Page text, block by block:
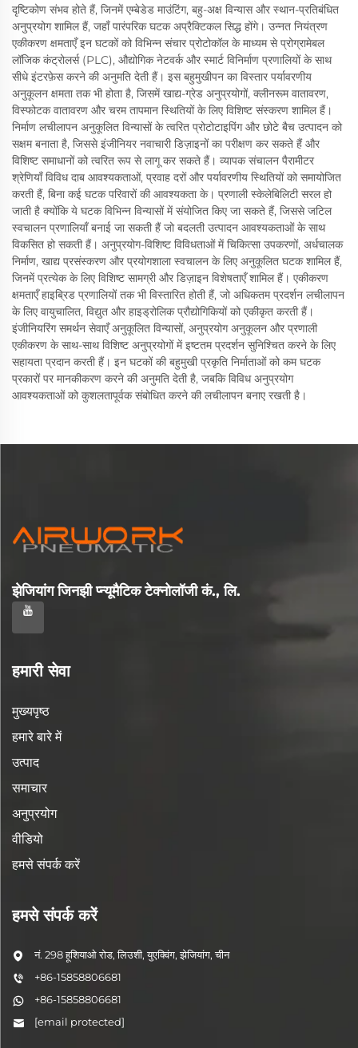
दृष्टिकोण संभव होते हैं, जिनमें एम्बेडेड माउंटिंग, बहु-अक्ष विन्यास और स्थान-प्रतिबंधित
अनुप्रयोग शामिल हैं, जहाँ पारंपरिक घटक अप्रैक्टिकल सिद्ध होंगे। उन्नत नियंत्रण
एकीकरण क्षमताएँ इन घटकों को विभिन्न संचार प्रोटोकॉल के माध्यम से प्रोग्रामेबल
लॉजिक कंट्रोलर्स (PLC), औद्योगिक नेटवर्क और स्मार्ट विनिर्माण प्रणालियों के साथ
सीधे इंटरफ़ेस करने की अनुमति देती हैं। इस बहुमुखीपन का विस्तार पर्यावरणीय
अनुकूलन क्षमता तक भी होता है, जिसमें खाद्य-ग्रेड अनुप्रयोगों, क्लीनरूम वातावरण,
विस्फोटक वातावरण और चरम तापमान स्थितियों के लिए विशिष्ट संस्करण शामिल हैं।
निर्माण लचीलापन अनुकूलित विन्यासों के त्वरित प्रोटोटाइपिंग और छोटे बैच उत्पादन को
सक्षम बनाता है, जिससे इंजीनियर नवाचारी डिज़ाइनों का परीक्षण कर सकते हैं और
विशिष्ट समाधानों को त्वरित रूप से लागू कर सकते हैं। व्यापक संचालन पैरामीटर
श्रेणियाँ विविध दाब आवश्यकताओं, प्रवाह दरों और पर्यावरणीय स्थितियों को समायोजित
करती हैं, बिना कई घटक परिवारों की आवश्यकता के। प्रणाली स्केलेबिलिटी सरल हो
जाती है क्योंकि ये घटक विभिन्न विन्यासों में संयोजित किए जा सकते हैं, जिससे जटिल
स्वचालन प्रणालियाँ बनाई जा सकती हैं जो बदलती उत्पादन आवश्यकताओं के साथ
विकसित हो सकती हैं। अनुप्रयोग-विशिष्ट विविधताओं में चिकित्सा उपकरणों, अर्धचालक
निर्माण, खाद्य प्रसंस्करण और प्रयोगशाला स्वचालन के लिए अनुकूलित घटक शामिल हैं,
जिनमें प्रत्येक के लिए विशिष्ट सामग्री और डिज़ाइन विशेषताएँ शामिल हैं। एकीकरण
क्षमताएँ हाइब्रिड प्रणालियों तक भी विस्तारित होती हैं, जो अधिकतम प्रदर्शन लचीलापन
के लिए वायुचालित, विद्युत और हाइड्रोलिक प्रौद्योगिकियों को एकीकृत करती हैं।
इंजीनियरिंग समर्थन सेवाएँ अनुकूलित विन्यासों, अनुप्रयोग अनुकूलन और प्रणाली
एकीकरण के साथ-साथ विशिष्ट अनुप्रयोगों में इष्टतम प्रदर्शन सुनिश्चित करने के लिए
सहायता प्रदान करती हैं। इन घटकों की बहुमुखी प्रकृति निर्माताओं को कम घटक
प्रकारों पर मानकीकरण करने की अनुमति देती है, जबकि विविध अनुप्रयोग
आवश्यकताओं को कुशलतापूर्वक संबोधित करने की लचीलापन बनाए रखती है।
झेजियांग जिनझी प्न्यूमैटिक टेक्नोलॉजी कं., लि.
हमारी सेवा
मुख्यपृष्ठ
हमारे बारे में
उत्पाद
समाचार
अनुप्रयोग
वीडियो
हमसे संपर्क करें
हमसे संपर्क करें
नं. 298 हूशियाओ रोड, लिउशी, युएक्विंग, झेजियांग, चीन
+86-15858806681
+86-15858806681
[email protected]